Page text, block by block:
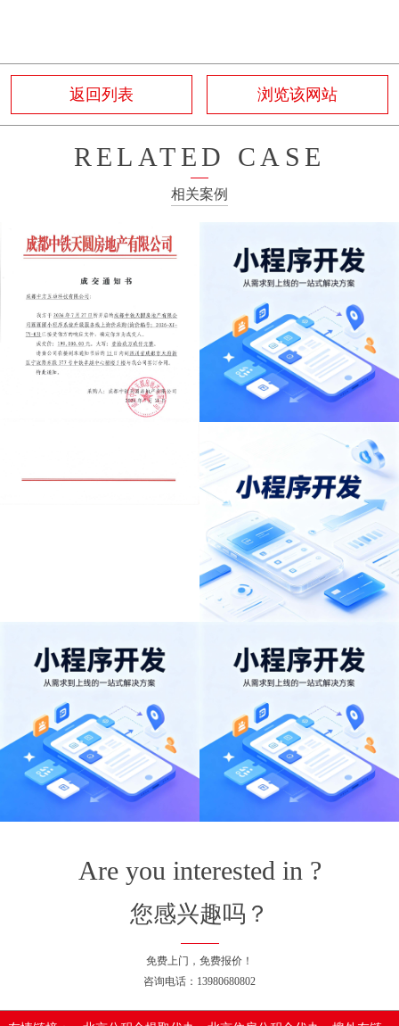
返回列表 浏览该网站
RELATED CASE
相关案例
Are you interested in ?
您感兴趣吗？
免费上门，免费报价！
咨询电话：13980680802